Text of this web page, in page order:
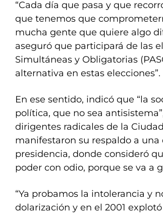
“Cada día que pasa y que
que tenemos que
mucha gente que quiere algo
aseguró que participará de las
Simultáneas y Obligatorias
alternativa en estas elecciones”.
En ese sentido, indicó que “la
política, que no sea
dirigentes radicales de la
manifestaron su respaldo a
presidencia, donde consideró
poder con odio, porque se va a
“Ya probamos la intolerancia y
dolarización y en el 2001